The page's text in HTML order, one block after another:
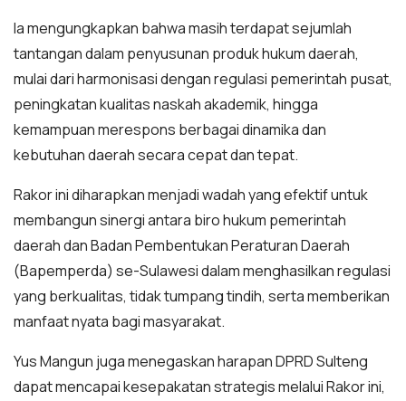
Ia mengungkapkan bahwa masih terdapat sejumlah
tantangan dalam penyusunan produk hukum daerah,
mulai dari harmonisasi dengan regulasi pemerintah pusat,
peningkatan kualitas naskah akademik, hingga
kemampuan merespons berbagai dinamika dan
kebutuhan daerah secara cepat dan tepat.
Rakor ini diharapkan menjadi wadah yang efektif untuk
membangun sinergi antara biro hukum pemerintah
daerah dan Badan Pembentukan Peraturan Daerah
(Bapemperda) se-Sulawesi dalam menghasilkan regulasi
yang berkualitas, tidak tumpang tindih, serta memberikan
manfaat nyata bagi masyarakat.
Yus Mangun juga menegaskan harapan DPRD Sulteng
dapat mencapai kesepakatan strategis melalui Rakor ini,